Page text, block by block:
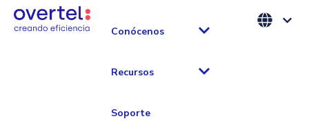
Conócenos
Recursos
Soporte
Blog sobre
industria